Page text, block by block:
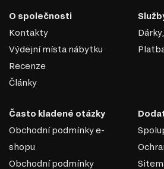
osvětlení; luminiscence by měla
záři, vytvořit efekt naplnění prostoru
používají vestavěná svítidla typu
cylindrická;
většina prvků je vyrobena z přírodních
barevné schéma je založeno na 2-3
možná je kombinace jasných odstínů;
minimalismus charakterizují zajímavé
nebo fotografie, malby na stěnách,
O společnosti
Kontakty
Výdejní místa nábytku
Recenze
Články
Často kladené otázky
Obchodní podmínky e-
shopu
Obchodní podmínky